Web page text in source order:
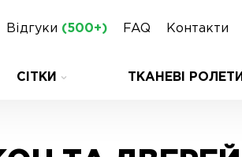
Відгуки (500+) FAQ Контакти
СІТКИ ТКАНЕВІ РОЛЕТИ